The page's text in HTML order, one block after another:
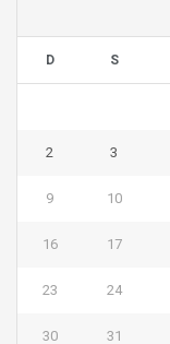
D S
2 3
9 10
16 17
23 24
30 31